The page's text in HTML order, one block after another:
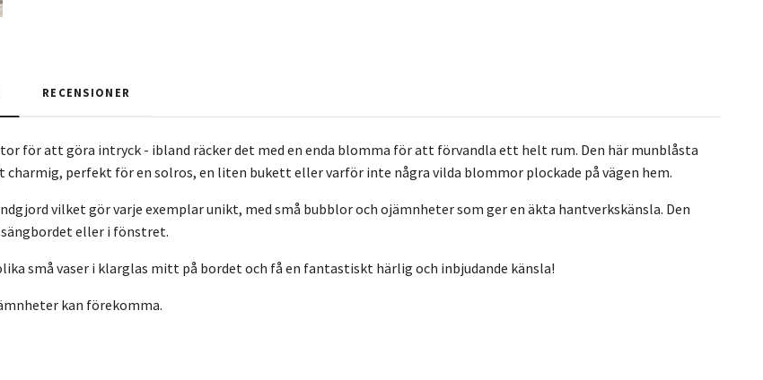
RECENSIONER
för att göra intryck - ibland räcker det med en enda blomma för att förvandla ett helt rum. Den här munblåsta
perfekt för en solros, en liten bukett eller varför inte några vilda blommor plockade på vägen hem.
vilket gör varje exemplar unikt, med små bubblor och ojämnheter som ger en äkta hantverkskänsla. Den
eller i fönstret.
små vaser i klarglas mitt på bordet och få en fantastiskt härlig och inbjudande känsla!
kan förekomma.